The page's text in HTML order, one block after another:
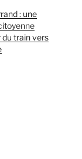
: une
du train vers